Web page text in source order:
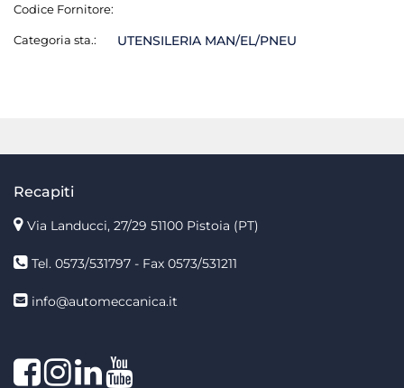
Codice Fornitore:
Categoria sta.: UTENSILERIA MAN/EL/PNEU
Recapiti
Via Landucci, 27/29 51100 Pistoia (PT)
Tel. 0573/531797 - Fax 0573/531211
info@automeccanica.it
FacebookInstagram
linkedin